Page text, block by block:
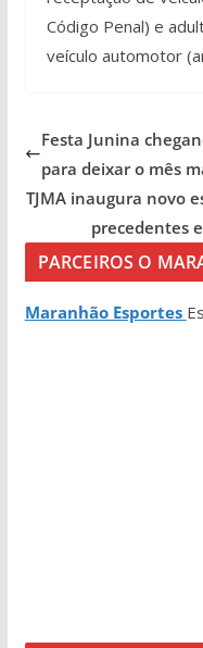
Código Penal) e
veículo automotor
Festa Junina
para deixar o mês
TJMA inaugura novo
precedentes
PARCEIROS O
Maranhão Esportes